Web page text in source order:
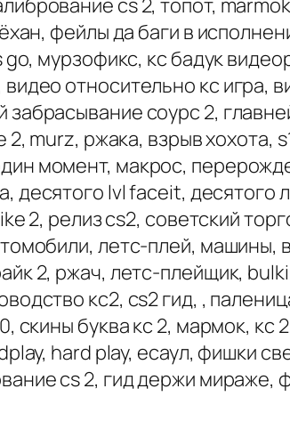
cs 2, топот,
фейлы да баги в
мурзофикс, кс бадук
относительно кс игра,
соурс 2,
murz, ржака, взрыв хохота,
момент, макрос,
десятого lvl faceit, десятого
2, релиз cs2, советский
летс-плей,
2, ржач, летс-плейщик,
кс2, cs2 гид, ,
скины буква кс 2, мармок,
hard play, есаул, фишки
cs 2, гид держи